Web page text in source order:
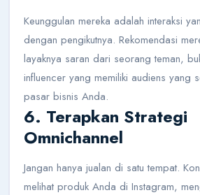
Keunggulan mereka adalah interaksi
dengan pengikutnya. Rekomendasi
layaknya saran dari seorang teman,
influencer yang memiliki audiens yang
pasar bisnis Anda.
6. Terapkan Strategi
Omnichannel
Jangan hanya jualan di satu tempat.
melihat produk Anda di Instagram,